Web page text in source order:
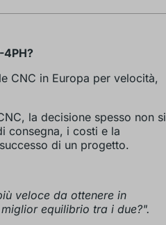
4PH?
CNC in Europa per velocità,
la decisione spesso non si
consegna, i costi e la
di un progetto.
veloce da ottenere in
equilibrio tra i due?".